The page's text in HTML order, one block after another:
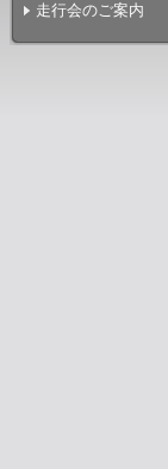
走行会のご案内